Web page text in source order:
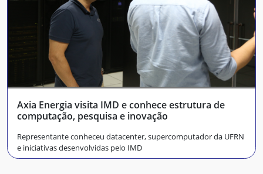
Axia Energia visita IMD e conhece estrutura de
computação, pesquisa e inovação
Representante conheceu datacenter, supercomputador da UFRN
e iniciativas desenvolvidas pelo IMD